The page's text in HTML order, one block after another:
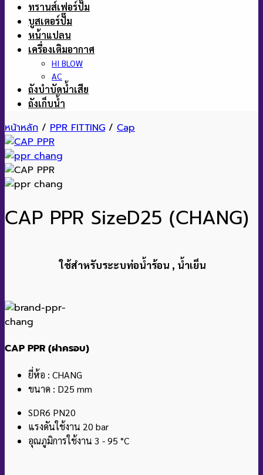
ทรานส์เฟอร์ปั๊ม
บูสเตอร์ปั๊ม
หน้าแปลน
เครื่องเติมอากาศ
HI BLOW
AC
ถังบำบัดน้ำเสีย
ถังเก็บน้ำ
หน้าหลัก / PPR FITTING / Cap
CAP PPR SizeD25 (CHANG)
ใช้สำหรับระะบท่อน้ำร้อน , น้ำเย็น
CAP PPR (ฝาครอบ)
ยี่ห้อ : CHANG
ขนาด : D25 mm
SDR6 PN20
แรงดันใช้งาน 20 bar
อุณภูมิการใช้งาน 3 - 95 °C